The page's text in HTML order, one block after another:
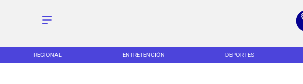
REGIONAL ENTRETENCIÓN DEPORTES